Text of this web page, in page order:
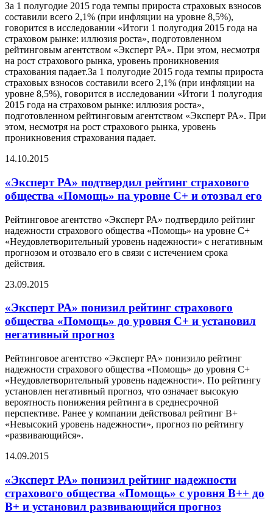
За 1 полугодие 2015 года темпы прироста страховых взносов
составили всего 2,1% (при инфляции на уровне 8,5%),
говорится в исследовании «Итоги 1 полугодия 2015 года на
страховом рынке: иллюзия роста», подготовленном
рейтинговым агентством «Эксперт РА». При этом, несмотря
на рост страхового рынка, уровень проникновения
страхования падает.За 1 полугодие 2015 года темпы прироста
страховых взносов составили всего 2,1% (при инфляции на
уровне 8,5%), говорится в исследовании «Итоги 1 полугодия
2015 года на страховом рынке: иллюзия роста»,
подготовленном рейтинговым агентством «Эксперт РА». При
этом, несмотря на рост страхового рынка, уровень
проникновения страхования падает.
14.10.2015
«Эксперт РА» подтвердил рейтинг страхового
общества «Помощь» на уровне С+ и отозвал его
Рейтинговое агентство «Эксперт РА» подтвердило рейтинг
надежности страхового общества «Помощь» на уровне С+
«Неудовлетворительный уровень надежности» с негативным
прогнозом и отозвало его в связи с истечением срока
действия.
23.09.2015
«Эксперт РА» понизил рейтинг страхового
общества «Помощь» до уровня С+ и установил
негативный прогноз
Рейтинговое агентство «Эксперт РА» понизило рейтинг
надежности страхового общества «Помощь» до уровня С+
«Неудовлетворительный уровень надежности». По рейтингу
установлен негативный прогноз, что означает высокую
вероятность понижения рейтинга в среднесрочной
перспективе. Ранее у компании действовал рейтинг B+
«Невысокий уровень надежности», прогноз по рейтингу
«развивающийся».
14.09.2015
«Эксперт РА» понизил рейтинг надежности
страхового общества «Помощь» с уровня B++ до
B+ и установил развивающийся прогноз